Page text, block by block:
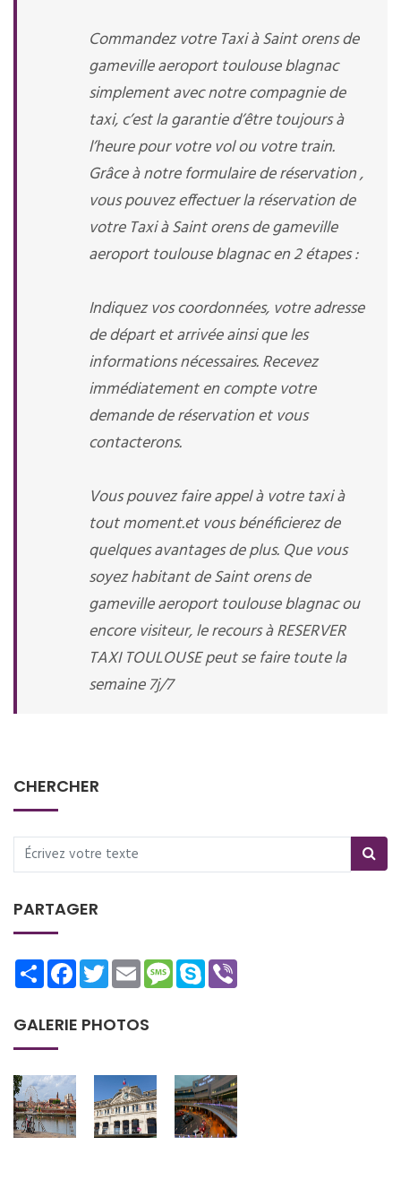
Commandez votre Taxi à Saint orens de
gameville aeroport toulouse blagnac
simplement avec notre compagnie de
taxi, c’est la garantie d’être toujours à
l’heure pour votre vol ou votre train.
Grâce à notre formulaire de réservation ,
vous pouvez effectuer la réservation de
votre Taxi à Saint orens de gameville
aeroport toulouse blagnac en 2 étapes :
Indiquez vos coordonnées, votre adresse
de départ et arrivée ainsi que les
informations nécessaires. Recevez
immédiatement en compte votre
demande de réservation et vous
contacterons.
Vous pouvez faire appel à votre taxi à
tout moment.et vous bénéficierez de
quelques avantages de plus. Que vous
soyez habitant de Saint orens de
gameville aeroport toulouse blagnac ou
encore visiteur, le recours à RESERVER
TAXI TOULOUSE peut se faire toute la
semaine 7j/7
CHERCHER
PARTAGER
ShareFacebookTwitterEmailMessage
Skype
GALERIE PHOTOS